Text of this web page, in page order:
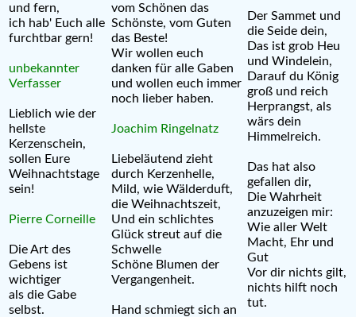
und fern,
ich hab' Euch alle
furchtbar gern!
unbekannter
Verfasser
Lieblich wie der
hellste
Kerzenschein,
sollen Eure
Weihnachtstage
sein!
Pierre Corneille
Die Art des
Gebens ist
wichtiger
als die Gabe
selbst.
vom Schönen das
Schönste, vom Guten
das Beste!
Wir wollen euch
danken für alle Gaben
und wollen euch immer
noch lieber haben.
Joachim Ringelnatz
Liebeläutend zieht
durch Kerzenhelle,
Mild, wie Wälderduft,
die Weihnachtszeit,
Und ein schlichtes
Glück streut auf die
Schwelle
Schöne Blumen der
Vergangenheit.
Hand schmiegt sich an
Der Sammet und
die Seide dein,
Das ist grob Heu
und Windelein,
Darauf du König
groß und reich
Herprangst, als
wärs dein
Himmelreich.
Das hat also
gefallen dir,
Die Wahrheit
anzuzeigen mir:
Wie aller Welt
Macht, Ehr und
Gut
Vor dir nichts gilt,
nichts hilft noch
tut.